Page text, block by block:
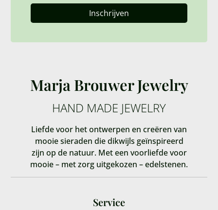
Inschrijven
Marja Brouwer Jewelry
HAND MADE JEWELRY
Liefde voor het ontwerpen en creëren van
mooie sieraden die dikwijls geïnspireerd
zijn op de natuur. Met een voorliefde voor
mooie – met zorg uitgekozen – edelstenen.
Service